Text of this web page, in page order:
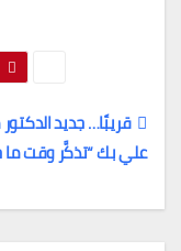
تصفّح
المقالات
قريبًا… جديد
علي بك “تذكَّر وقت ما